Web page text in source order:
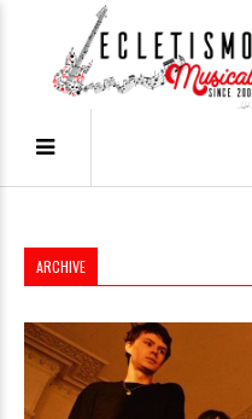
ARCHIVE